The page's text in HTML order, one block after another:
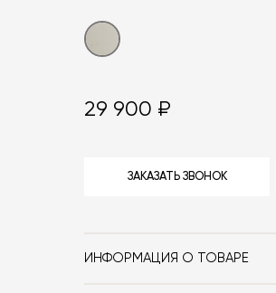
29 900 ₽
ЗАКАЗАТЬ ЗВОНОК
ИНФОРМАЦИЯ О ТОВАРЕ